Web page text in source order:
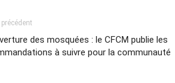
des mosquées : le CFCM publie les
à suivre pour la communauté